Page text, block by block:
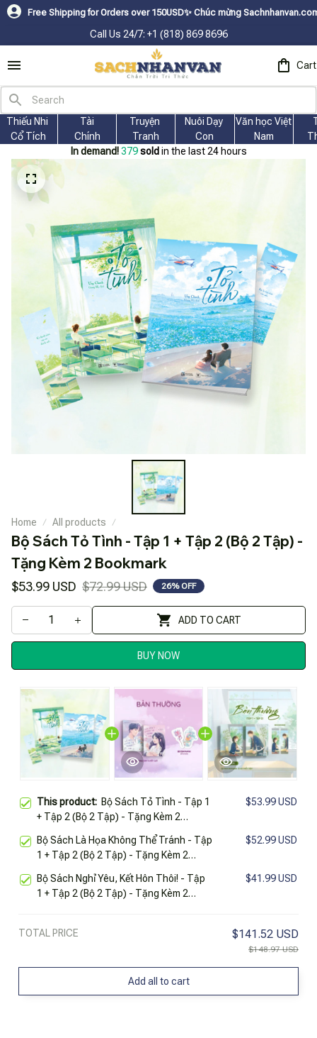
for Orders over 150USDㅤ✨Chúc mừng Sachnhanvan.com đã có mặt
Call Us 24/7: +1 (818) 869 8696
Cart
Thiếu Nhi
Cổ Tích
Tài
Chính
Truyện
Tranh
Nuôi Dạy
Con
Văn học Việt
Nam
In demand! 379 sold in the last 24 hours
Home All products
Bộ Sách Tỏ Tình - Tập 1 + Tập 2 (Bộ 2 Tập) -
Tặng Kèm 2 Bookmark
$53.99 USD $72.99 USD 26% OFF
ADD TO CART
BUY NOW
This product: Bộ Sách Tỏ Tình - Tập 1
+ Tập 2 (Bộ 2 Tập) - Tặng Kèm 2
$53.99 USD
Bộ Sách Là Họa Không Thể Tránh - Tập
1 + Tập 2 (Bộ 2 Tập) - Tặng Kèm 2
$52.99 USD
Bộ Sách Nghỉ Yêu, Kết Hôn Thôi! - Tập
1 + Tập 2 (Bộ 2 Tập) - Tặng Kèm 2
$41.99 USD
TOTAL PRICE $141.52 USD
$148.97 USD
Add all to cart